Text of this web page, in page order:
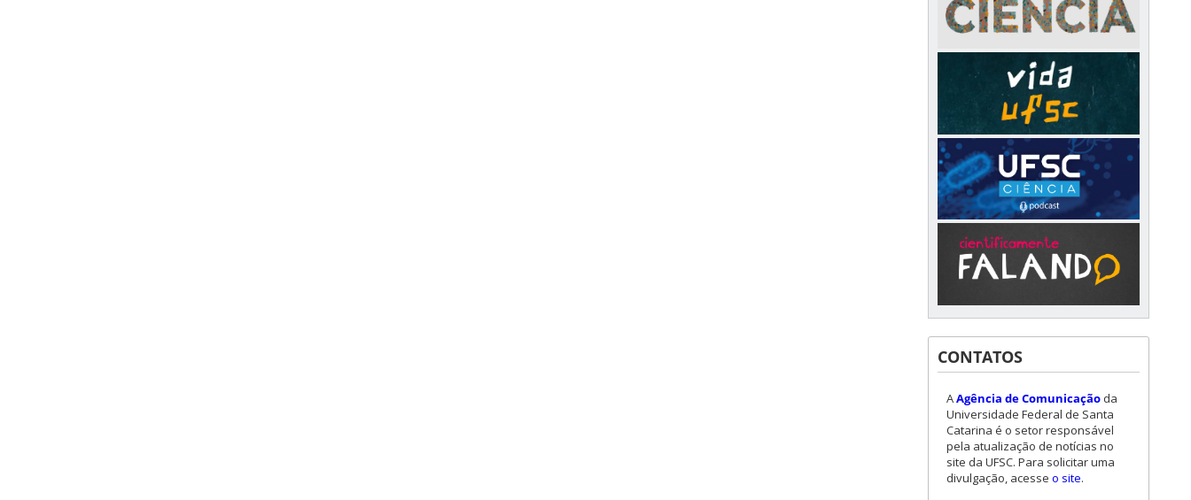
CONTATOS
AAgência de Comunicação da
Universidade Federal de Santa
Catarina é o setor responsável
pela atualização de notícias no
site da UFSC. Para solicitar uma
divulgação, acesse o site.